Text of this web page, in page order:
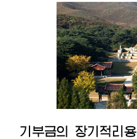
기부금의 장기적리용